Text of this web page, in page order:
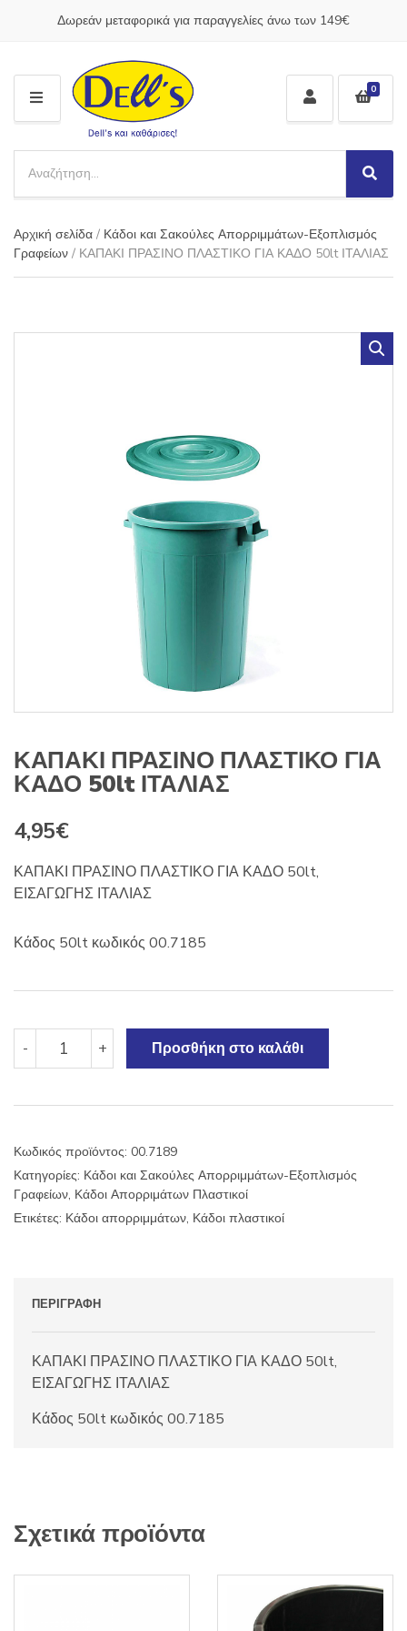
Δωρεάν μεταφορικά για παραγγελίες άνω των 149€
M
E
N
U
a
e
g
o
a
c
h
p
d
S
e
r
c
h
0
Αρχική σελίδα / Κάδοι και Σακούλες Απορριμμάτων-Εξοπλισμός
Γραφείων / ΚΑΠΑΚΙ ΠΡΑΣΙΝΟ ΠΛΑΣΤΙΚΟ ΓΙΑ ΚΑΔΟ 50lt ΙΤΑΛΙΑΣ
ΚΑΠΑΚΙ ΠΡΑΣΙΝΟ ΠΛΑΣΤΙΚΟ ΓΙΑ
ΚΑΔΟ 50lt ΙΤΑΛΙΑΣ
4,95€
ΚΑΠΑΚΙ ΠΡΑΣΙΝΟ ΠΛΑΣΤΙΚΟ ΓΙΑ ΚΑΔΟ 50lt,
ΕΙΣΑΓΩΓΗΣ ΙΤΑΛΙΑΣ
Κάδος 50lt κωδικός 00.7185
-
ΚΑΠΑΚΙ
ΠΡΑΣΙΝΟ
ΙΤΑΛΙΑΣ
ποσότητα
+ Προσθήκη στο καλάθι
Κωδικός προϊόντος: 00.7189
Κατηγορίες: Κάδοι και Σακούλες Απορριμμάτων-Εξοπλισμός
Γραφείων, Κάδοι Απορριμάτων Πλαστικοί
Ετικέτες: Κάδοι απορριμμάτων, Κάδοι πλαστικοί
ΠΕΡΙΓΡΑΦΉ
ΚΑΠΑΚΙ ΠΡΑΣΙΝΟ ΠΛΑΣΤΙΚΟ ΓΙΑ ΚΑΔΟ 50lt,
ΕΙΣΑΓΩΓΗΣ ΙΤΑΛΙΑΣ
Κάδος 50lt κωδικός 00.7185
Σχετικά προϊόντα